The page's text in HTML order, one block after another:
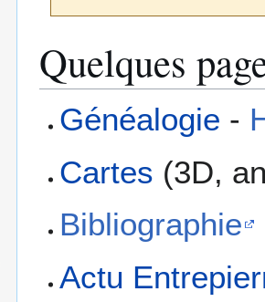
à
la
à
la
Quelques
Généalogie -
Cartes (3D,
Bibliographie
Actu